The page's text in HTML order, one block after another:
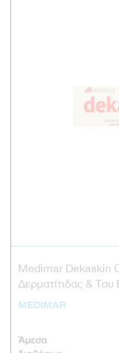
Medimar Dekaskin
Δερματίτιδας &
MEDIMAR
Άμεσα